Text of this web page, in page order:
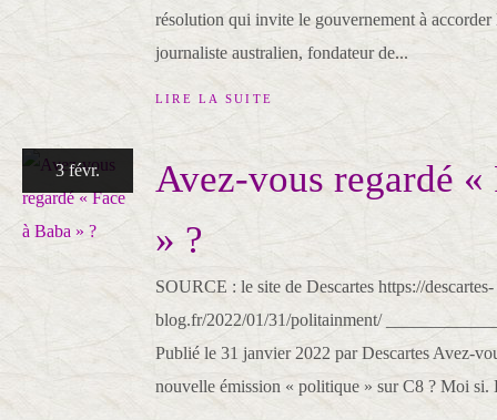
résolution qui invite le gouvernement à accorder
journaliste australien, fondateur de...
LIRE LA SUITE
3 févr.
Avez-vous regardé «
» ?
SOURCE : le site de Descartes https://descartes-
blog.fr/2022/01/31/politainment/
Publié le 31 janvier 2022 par Descartes Avez-
nouvelle émission « politique » sur C8 ? Moi si.